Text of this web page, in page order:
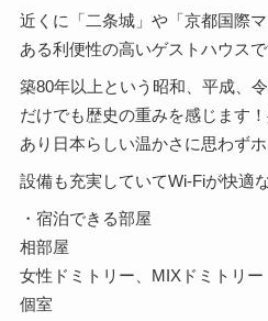
近くに「二条城」や「京都国際
ある利便性の高いゲストハウスで
築80年以上という昭和、平成、
だけでも歴史の重みを感じます
あり日本らしい温かさに思わずホ
設備も充実していてWi-Fiが快適
・宿泊できる部屋
相部屋
女性ドミトリー、MIXドミトリー
個室